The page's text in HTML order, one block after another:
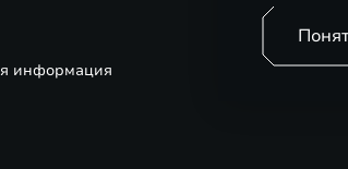
информация